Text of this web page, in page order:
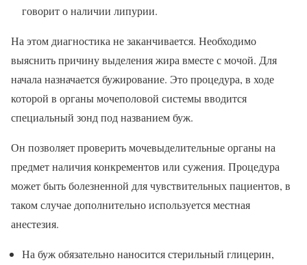
говорит о наличии липурии.
На этом диагностика не заканчивается. Необходимо
выяснить причину выделения жира вместе с мочой. Для
начала назначается бужирование. Это процедура, в ходе
которой в органы мочеполовой системы вводится
специальный зонд под названием буж.
Он позволяет проверить мочевыделительные органы на
предмет наличия конкрементов или сужения. Процедура
может быть болезненной для чувствительных пациентов, в
таком случае дополнительно используется местная
анестезия.
На буж обязательно наносится стерильный глицерин,